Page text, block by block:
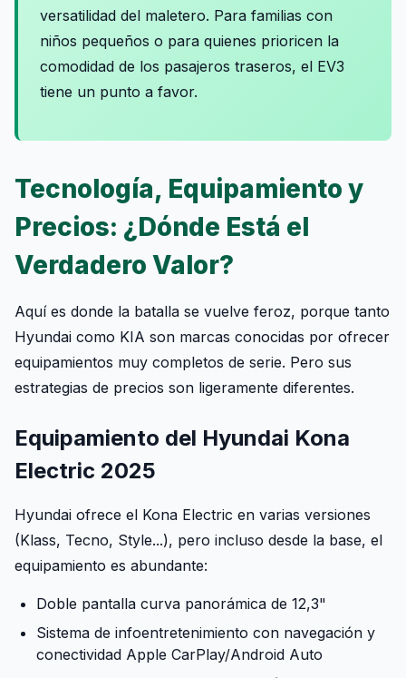
versatilidad del maletero. Para familias con
niños pequeños o para quienes prioricen la
comodidad de los pasajeros traseros, el EV3
tiene un punto a favor.
Tecnología, Equipamiento y
Precios: ¿Dónde Está el
Verdadero Valor?
Aquí es donde la batalla se vuelve feroz, porque tanto
Hyundai como KIA son marcas conocidas por ofrecer
equipamientos muy completos de serie. Pero sus
estrategias de precios son ligeramente diferentes.
Equipamiento del Hyundai Kona
Electric 2025
Hyundai ofrece el Kona Electric en varias versiones
(Klass, Tecno, Style...), pero incluso desde la base, el
equipamiento es abundante:
Doble pantalla curva panorámica de 12,3"
Sistema de infoentretenimiento con navegación y
conectividad Apple CarPlay/Android Auto